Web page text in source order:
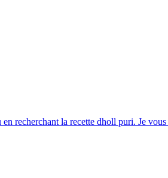
recherchant la recette dholl puri. Je